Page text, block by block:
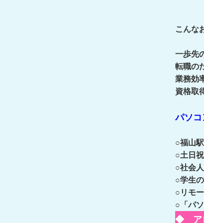
こんな
一歩先
転職の
業務効
資格取
パソ
○福山
○土日
○社会
○学生
○リモ
○「パ
◆ ア